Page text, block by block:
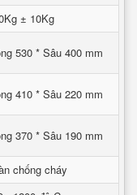
± 10Kg
530 * Sâu 400 mm
410 * Sâu 220 mm
370 * Sâu 190 mm
chống cháy